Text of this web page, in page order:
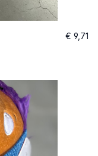
€ 9,71